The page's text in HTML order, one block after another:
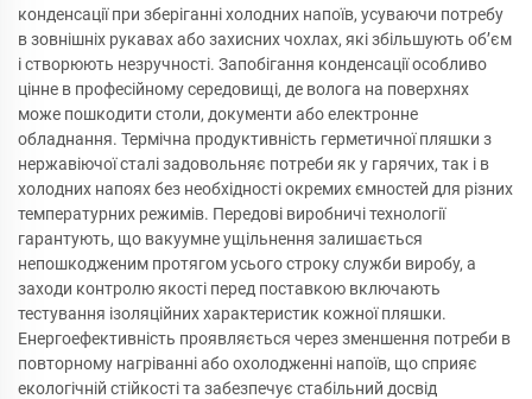
конденсації при зберіганні холодних напоїв, усуваючи потребу
в зовнішніх рукавах або захисних чохлах, які збільшують об’єм
і створюють незручності. Запобігання конденсації особливо
цінне в професійному середовищі, де волога на поверхнях
може пошкодити столи, документи або електронне
обладнання. Термічна продуктивність герметичної пляшки з
нержавіючої сталі задовольняє потреби як у гарячих, так і в
холодних напоях без необхідності окремих ємностей для різних
температурних режимів. Передові виробничі технології
гарантують, що вакуумне ущільнення залишається
непошкодженим протягом усього строку служби виробу, а
заходи контролю якості перед поставкою включають
тестування ізоляційних характеристик кожної пляшки.
Енергоефективність проявляється через зменшення потреби в
повторному нагріванні або охолодженні напоїв, що сприяє
екологічній стійкості та забезпечує стабільний досвід